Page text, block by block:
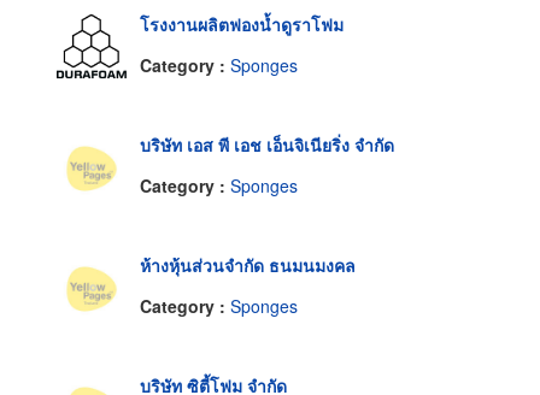
โรงงานผลิตฟองน้ำดูราโฟม
Category : Sponges
บริษัท เอส พี เอช เอ็นจิเนียริ่ง จำกัด
Category : Sponges
ห้างหุ้นส่วนจำกัด ธนมนมงคล
Category : Sponges
บริษัท ซิตี้โฟม จำกัด